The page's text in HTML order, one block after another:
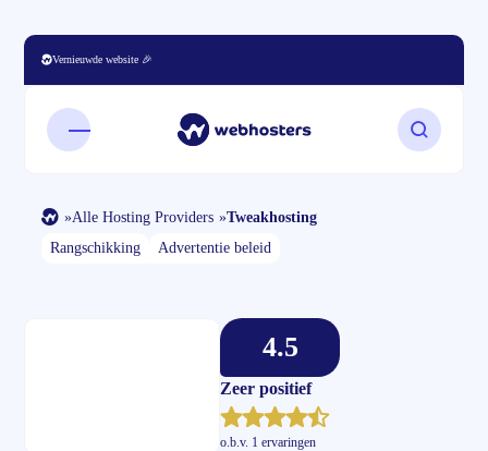
Vernieuwde website 🎉
Open mobiel menu Zoeken
»Alle Hosting Providers »Tweakhosting
Rangschikking
Advertentie beleid
Zeer positief
o.b.v. 1 ervaringen
4.5